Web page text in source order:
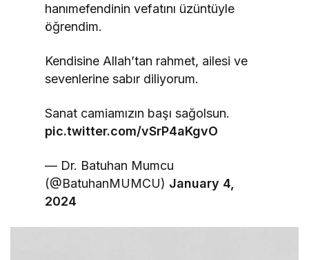
hanımefendinin vefatını üzüntüyle
öğrendim.
Kendisine Allah’tan rahmet, ailesi ve
sevenlerine sabır diliyorum.
Sanat camiamızın başı sağolsun.
pic.twitter.com/vSrP4aKgvO
— Dr. Batuhan Mumcu
(@BatuhanMUMCU) January 4,
2024